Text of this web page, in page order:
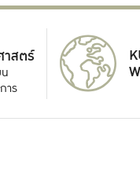
สตร์
าร